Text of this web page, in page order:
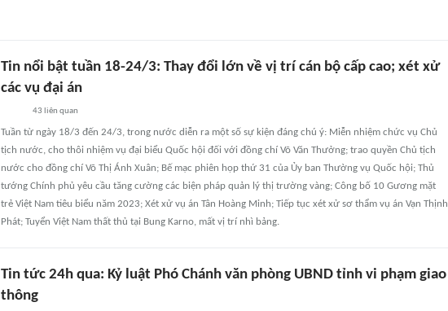
Tin nổi bật tuần 18-24/3: Thay đổi lớn về vị trí cán bộ cấp cao; xét xử
các vụ đại án
43 liên quan
Tuần từ ngày 18/3 đến 24/3, trong nước diễn ra một số sự kiện đáng chú ý: Miễn nhiệm chức vụ Chủ
tịch nước, cho thôi nhiệm vụ đại biểu Quốc hội đối với đồng chí Võ Văn Thưởng; trao quyền Chủ tịch
nước cho đồng chí Võ Thị Ánh Xuân; Bế mạc phiên họp thứ 31 của Ủy ban Thường vụ Quốc hội; Thủ
tướng Chính phủ yêu cầu tăng cường các biện pháp quản lý thị trường vàng; Công bố 10 Gương mặt
trẻ Việt Nam tiêu biểu năm 2023; Xét xử vụ án Tân Hoàng Minh; Tiếp tục xét xử sơ thẩm vụ án Vạn Thịnh
Phát; Tuyển Việt Nam thất thủ tại Bung Karno, mất vị trí nhì bảng.
Tin tức 24h qua: Kỷ luật Phó Chánh văn phòng UBND tỉnh vi phạm giao
thông